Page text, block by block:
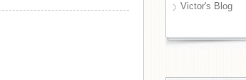
Victor's Blog